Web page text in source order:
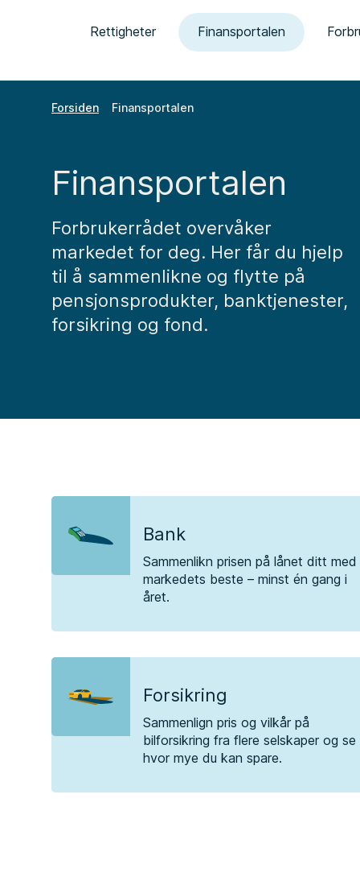
Rettigheter Finansportalen
Forsiden Finansportalen
Finansportalen
Forbrukerrådet overvåker
markedet for deg. Her får du hjelp
til å sammenlikne og flytte på
pensjonsprodukter, banktjenester,
forsikring og fond.
Bank
Sammenlikn prisen på lånet ditt med
markedets beste – minst én gang i
året.
Forsikring
Sammenlign pris og vilkår på
bilforsikring fra flere selskaper og se
hvor mye du kan spare.